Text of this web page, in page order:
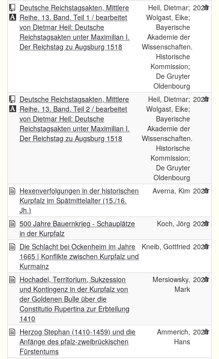
Deutsche Reichstagsakten, Mittlere
Reihe. 13. Band. Teil 1 / bearbeitet
von Dietmar Heil: Deutsche
Reichstagsakten unter Maximilian I.
Der Reichstag zu Augsburg 1518
Heil, Dietmar;
Wolgast, Eike;
Bayerische
Akademie der
Wissenschaften.
Historische
Kommission;
De Gruyter
Oldenbourg
2025
Deutsche Reichstagsakten, Mittlere
Reihe. 13. Band. Teil 2 / bearbeitet
von Dietmar Heil: Deutsche
Reichstagsakten unter Maximilian I.
Der Reichstag zu Augsburg 1518
Heil, Dietmar;
Wolgast, Eike;
Bayerische
Akademie der
Wissenschaften.
Historische
Kommission;
De Gruyter
Oldenbourg
2025
Hexenverfolgungen in der historischen
Kurpfalz im Spätmittelalter (15./16.
Jh.)
Averna, Kim 2025
500 Jahre Bauernkrieg - Schauplätze
in der Kurpfalz
Koch, Jörg 2025
Die Schlacht bei Ockenheim im Jahre
1665 | Konflikte zwischen Kurpfalz und
Kurmainz
Kneib, Gottfried 2025
Hochadel, Territorium, Sukzession
und Kontingenz in der Kurpfalz von
der Goldenen Bulle über die
Constitutio Rupertina zur Erbteilung
1410
Mersiowsky,
Mark
2025
Herzog Stephan (1410-1459) und die
Anfänge des pfalz-zweibrückischen
Fürstentums
Ammerich,
Hans
2025